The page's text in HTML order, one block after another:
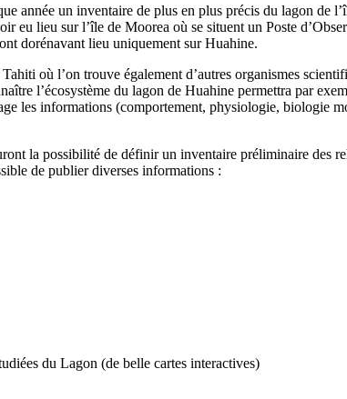
année un inventaire de plus en plus précis du lagon de
eu lieu sur l’île de Moorea où se situent un Poste
dorénavant lieu uniquement sur Huahine.
où l’on trouve également d’autres organismes
l’écosystème du lagon de Huahine permettra par
les informations (comportement, physiologie, biologie
la possibilité de définir un inventaire préliminaire des
de publier diverses informations :
du Lagon (de belle cartes interactives)